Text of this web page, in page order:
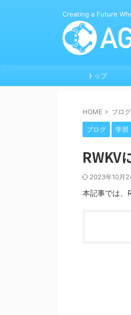
Creating a Future
トップ
HOME > ブログ
ブログ 学習
RWKV
2023年10月
本記事では、